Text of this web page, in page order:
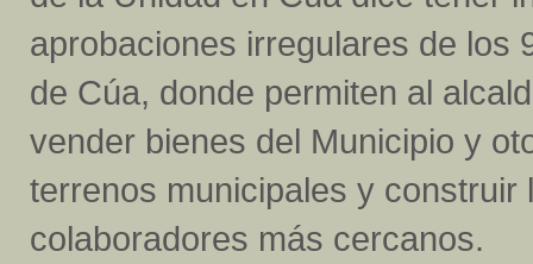
aprobaciones irregulares de los
de Cúa, donde permiten al
vender bienes del Municipio y
terrenos municipales y
colaboradores más cercanos.